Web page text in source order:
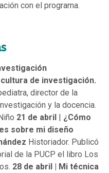
con el programa.
de investigación.
director de la
y la docencia.
21 de abril | ¿Cómo
sobre mi diseño
Historiador. Publicó
de la PUCP el libro Los
28 de abril | Mi técnica